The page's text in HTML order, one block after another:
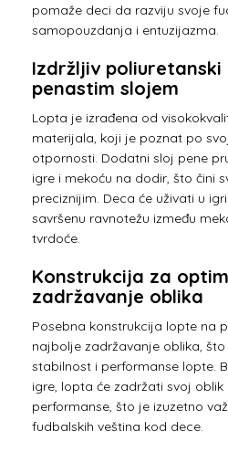
pomaže deci da razviju svoje
samopouzdanja i entuzijazma.
Izdržljiv
penastim slojem
Lopta je izrađena od
materijala, koji je poznat po
otpornosti. Dodatni sloj pene
igre i mekoću na dodir, što čini
preciznijim. Deca će uživati u
savršenu ravnotežu između
tvrdoće.
Konstrukcija za
zadržavanje oblika
Posebna konstrukcija lopte na
najbolje zadržavanje oblika,
stabilnost i performanse lopte.
igre, lopta će zadržati svoj
performanse, što je izuzetno
fudbalskih veština kod dece.